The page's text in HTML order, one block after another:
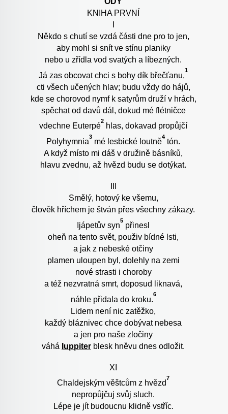
KNIHA PRVNÍ
Někdo s chutí se vzdá části dne pro to jen,
aby mohl si snít ve stínu planiky
nebo u zřídla vod svatých a líbezných.
Já zas obcovat chci s bohy dík břečťanu,
1
cti všech učených hlav; budu vždy do hájů,
kde se chorovod nymf k satyrům druží v hrách,
spěchat od davů dál, dokud mé flétničce
vdechne Euterpé
2
hlas, dokavad propůjčí
Polyhymnia
3
mé lesbické loutně
4
tón.
A když místo mi dáš v družině básníků,
hlavu zvednu, až hvězd budu se dotýkat.
Smělý, hotový ke všemu,
člověk hříchem je štván přes všechny zákazy.
Ijápetův syn
5
přinesl
oheň na tento svět, použiv bídné lsti,
a jak z nebeské otčiny
plamen uloupen byl, dolehly na zemi
nové strasti i choroby
a též nezvratná smrt, doposud liknavá,
náhle přidala do kroku.
6
Lidem není nic zatěžko,
každý bláznivec chce dobývat nebesa
a jen pro naše zločiny
váhá Iuppiter blesk hněvu dnes odložit.
XI
Chaldejským věštcům z hvězd
7
nepropůjčuj svůj sluch.
Lépe je jít budoucnu klidně vstříc.